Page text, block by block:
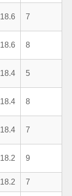
18.6 7
18.6 8
18.4 5
18.4 8
18.4 7
18.2 9
18.2 7